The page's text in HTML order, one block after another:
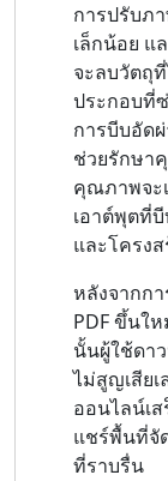
การปรับภ
เล็กน้อย แ
จะลบวัตถุ
ประกอบที่
การบีบอัด
ช่วยรักษา
คุณภาพจะ
เอาต์พุตที่
และโครง
หลังจากก
PDF ขึ้นใ
นั้นผู้ใช้ดา
ไม่สูญเสีย
ออนไลน์เ
แชร์พื้นที่จั
ที่ราบรื่น